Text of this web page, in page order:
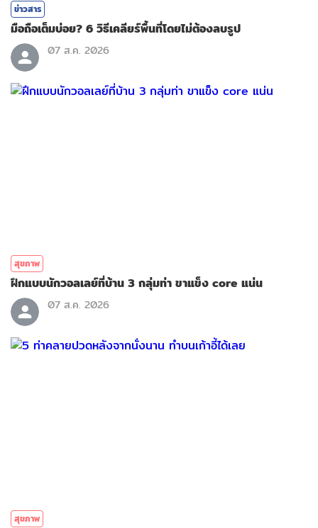
ข่าวสาร
มือถือเต็มบ่อย? 6 วิธีเคลียร์พื้นที่โดยไม่ต้องลบรูป
07 ส.ค. 2026
สุขภาพ
ฝึกแบบนักวอลเลย์ที่บ้าน 3 กลุ่มท่า ขาแข็ง core แน่น
07 ส.ค. 2026
สุขภาพ